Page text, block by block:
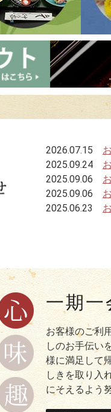
最新情報
2026.07.15
2025.09.24
2025.09.06
2025.09.06
2025.06.23
家が選ばれる理由（わ
味（格式と伝統
趣（離れ風個室
一期
お客様のご利
しのお手伝い
様に満足して
しきを取り入
にそえるよう